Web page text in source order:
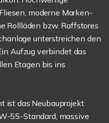
moderne Marken-
Rollläden bzw. Raffstores
unterstreichen den
Aufzug verbindet das
Etagen bis ins
ist das Neubauprojekt
55-Standard, massive